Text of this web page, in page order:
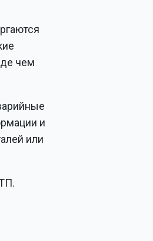
чем
и
или